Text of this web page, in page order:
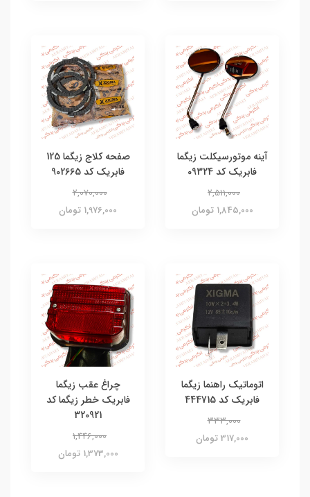
آینه موتورسیکلت زیگما
فابریک کد 09324
2,511,000
1,845,000 تومان
صفحه کلاج زیگما 125
فابریک کد 902665
2,070,000
1,976,000 تومان
اتوماتیک راهنما زیگما
فابریک کد 444715
333,000
317,000 تومان
چراغ عقب زیگما
فابریک خطر زیگما کد
320921
1,446,000
1,373,000 تومان